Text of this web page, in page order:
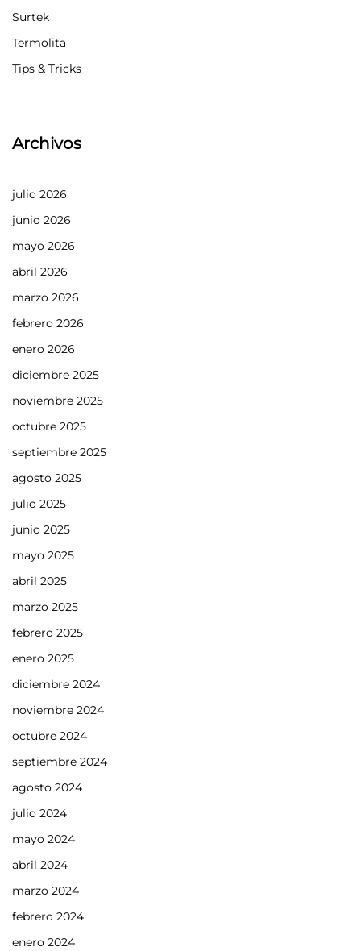
Surtek
Termolita
Tips & Tricks
Archivos
julio 2026
junio 2026
mayo 2026
abril 2026
marzo 2026
febrero 2026
enero 2026
diciembre 2025
noviembre 2025
octubre 2025
septiembre 2025
agosto 2025
julio 2025
junio 2025
mayo 2025
abril 2025
marzo 2025
febrero 2025
enero 2025
diciembre 2024
noviembre 2024
octubre 2024
septiembre 2024
agosto 2024
julio 2024
mayo 2024
abril 2024
marzo 2024
febrero 2024
enero 2024